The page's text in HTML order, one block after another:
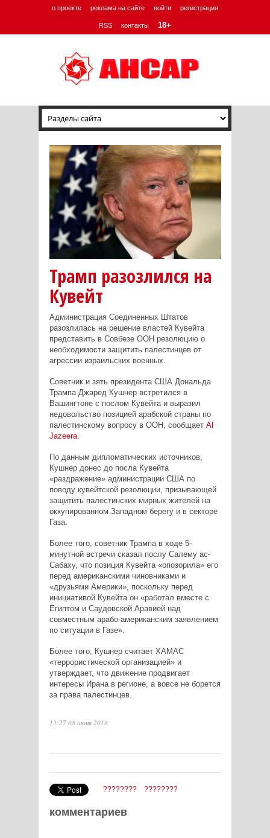
о проекте реклама на сайте войти регистрация
RSS контакты 18+
Трамп разозлился на
Кувейт
Администрация Соединенных Штатов
разозлилась на решение властей Кувейта
представить в Совбезе ООН резолюцию о
необходимости защитить палестинцев от
агрессии израильских военных.
Советник и зять президента США Дональда
Трампа Джаред Кушнер встретился в
Вашингтоне с послом Кувейта и выразил
недовольство позицией арабской страны по
палестинскому вопросу в ООН, сообщает Al
Jazeera.
По данным дипломатических источников,
Кушнер донес до посла Кувейта
«раздражение» администрации США по
поводу кувейтской резолюции, призывающей
защитить палестинских мирных жителей на
оккупированном Западном берегу и в секторе
Газа.
Более того, советник Трампа в ходе 5-
минутной встречи сказал послу Салему ас-
Сабаху, что позиция Кувейта «опозорила» его
перед американскими чиновниками и
«друзьями Америки», поскольку перед
инициативой Кувейта он «работал вместе с
Египтом и Саудовской Аравией над
совместным арабо-американским заявлением
по ситуации в Газе».
Более того, Кушнер считает ХАМАС
«террористической организацией» и
утверждает, что движение продвигает
интересы Ирана в регионе, а вовсе не борется
за права палестинцев.
13:27 08 июня 2018
???????? ????????
комментариев